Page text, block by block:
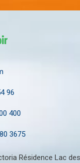
96
400
3675
Résidence Lac